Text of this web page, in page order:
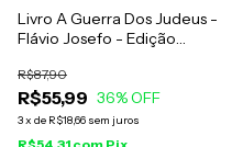
Livro A Guerra Dos Judeus -
Flávio Josefo - Edição
Livros I, II, III, IV, V, VI e VII
R$55,99
R$87,90
36% OFF
3x de R$18,66 sem juros